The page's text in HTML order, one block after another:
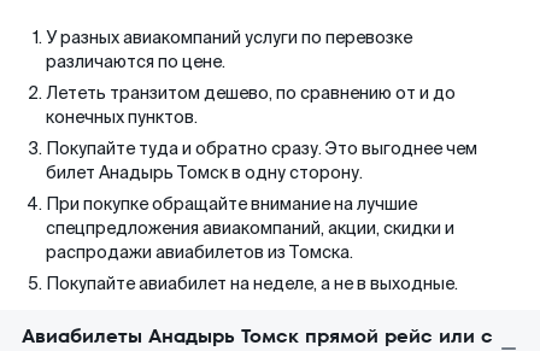
У разных авиакомпаний услуги по перевозке
различаются по цене.
Лететь транзитом дешево, по сравнению от и до
конечных пунктов.
Покупайте туда и обратно сразу. Это выгоднее чем
билет Анадырь Томск в одну сторону.
При покупке обращайте внимание на лучшие
спецпредложения авиакомпаний, акции, скидки и
распродажи авиабилетов из Томска.
Покупайте авиабилет на неделе, а не в выходные.
Авиабилеты Анадырь Томск прямой рейс или с